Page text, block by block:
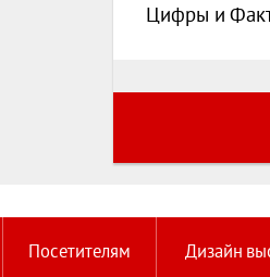
Цифры и
Посетителям Дизайн